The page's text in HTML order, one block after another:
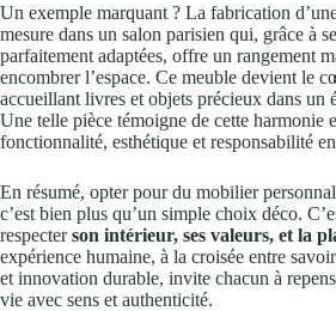
Un exemple marquant ? La fabrication
mesure dans un salon parisien qui, grâce à
parfaitement adaptées, offre un rangement
encombrer l’espace. Ce meuble devient le
accueillant livres et objets précieux dans un
Une telle pièce témoigne de cette harmonie
fonctionnalité, esthétique et responsabilité
En résumé, opter pour du mobilier
c’est bien plus qu’un simple choix déco.
respecterson intérieur, ses valeurs, et la
expérience humaine, à la croisée entre
et innovation durable, invite chacun à
vie avec sens et authenticité.